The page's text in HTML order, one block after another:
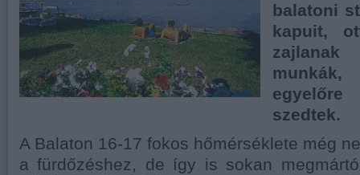
balatoni
kapuit,
szedtek.
A Balaton 16-17 fokos hőmérséklete még
a fürdőzéshez, de így is sokan